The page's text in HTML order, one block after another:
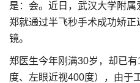
是：会。近日，武汉大学附
郑就通过半飞秒手术成功矫
镜。
郑医生今年刚满30岁，却已
度、左眼近视400度），由于